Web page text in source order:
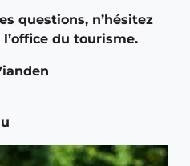
questions, n’hésitez
du tourisme.